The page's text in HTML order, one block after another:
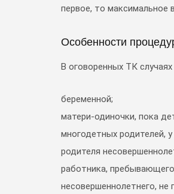
первое, то максимальное
Особенности
В оговоренных ТК
беременной;
матери-одиночки, пока
многодетных родителей,
родителя
работника,
несовершеннолетнего, не